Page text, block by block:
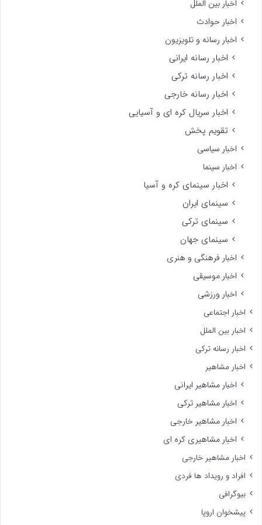
اخبار بین الملل
اخبار حوادث
اخبار رسانه و تلویزیون
اخبار رسانه ایرانی
اخبار رسانه ترکی
اخبار رسانه خارجی
اخبار سریال کره ای و آسیایی
تقویم پخش
اخبار سیاسی
اخبار سینما
اخبار سینمای کره و آسیا
سینمای ایران
سینمای ترکی
سینمای جهان
اخبار فرهنگی و هنری
اخبار موسیقی
اخبار ورزشی
اخبار اجتماعی
اخبار بین الملل
اخبار رسانه ترکی
اخبار مشاهیر
اخبار مشاهیر ایرانی
اخبار مشاهیر ترکی
اخبار مشاهیر خارجی
اخبار مشاهیری کره ای
اخبار مشاهیر خارجی
افراد و رویداد ها فردی
بیوگرافی
پیشخوان اروپا